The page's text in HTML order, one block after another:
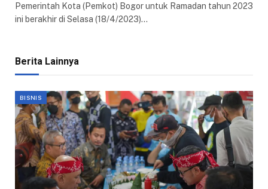
Pemerintah Kota (Pemkot) Bogor untuk Ramadan tahun 2023
ini berakhir di Selasa (18/4/2023)…
Berita Lainnya
BISNIS